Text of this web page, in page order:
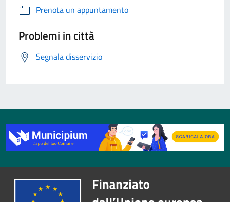
Prenota un appuntamento
Problemi in città
Segnala disservizio